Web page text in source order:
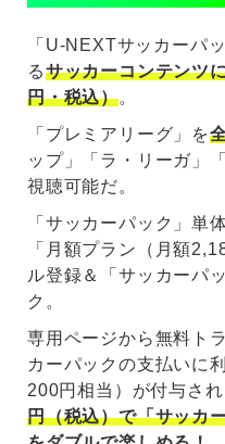
「U-NEXTサッカーパ
るサッカーコンテンツ
円・税込）。
「プレミアリーグ」を
ップ」「ラ・リーガ」
視聴可能だ。
「サッカーパック」単
「月額プラン（月額
ル登録＆「サッカーパ
ク。
専用ページから無料ト
カーパックの支払いに
200円相当）が付与され
円（税込）で「サッカ